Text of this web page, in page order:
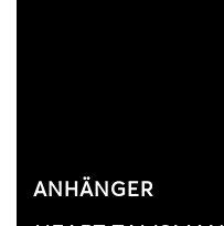
ANHÄNGER